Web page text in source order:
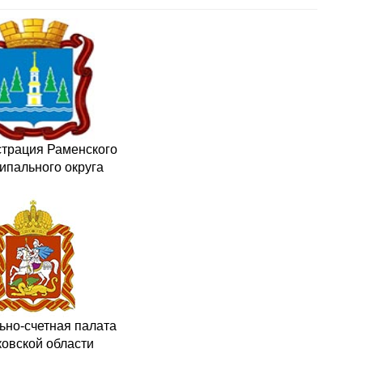
Раменского
округа
счетная палата
области